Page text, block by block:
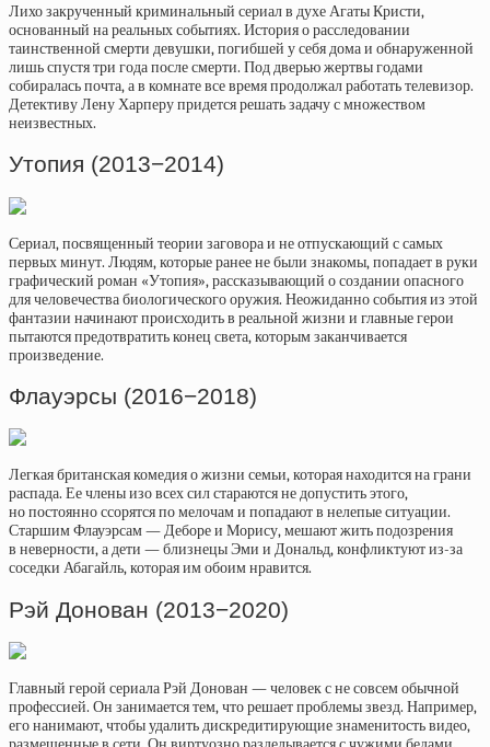
Лихо закрученный криминальный сериал в духе Агаты Кристи,
основанный на реальных событиях. История о расследовании
таинственной смерти девушки, погибшей у себя дома и обнаруженной
лишь спустя три года после смерти. Под дверью жертвы годами
собиралась почта, а в комнате все время продолжал работать телевизор.
Детективу Лену Харперу придется решать задачу с множеством
неизвестных.
Утопия (2013−2014)
Сериал, посвященный теории заговора и не отпускающий с самых
первых минут. Людям, которые ранее не были знакомы, попадает в руки
графический роман «Утопия», рассказывающий о создании опасного
для человечества биологического оружия. Неожиданно события из этой
фантазии начинают происходить в реальной жизни и главные герои
пытаются предотвратить конец света, которым заканчивается
произведение.
Флауэрсы (2016−2018)
Легкая британская комедия о жизни семьи, которая находится на грани
распада. Ее члены изо всех сил стараются не допустить этого,
но постоянно ссорятся по мелочам и попадают в нелепые ситуации.
Старшим Флауэрсам — Деборе и Морису, мешают жить подозрения
в неверности, а дети — близнецы Эми и Дональд, конфликтуют из-за
соседки Абагайль, которая им обоим нравится.
Рэй Донован (2013−2020)
Главный герой сериала Рэй Донован — человек с не совсем обычной
профессией. Он занимается тем, что решает проблемы звезд. Например,
его нанимают, чтобы удалить дискредитирующие знаменитость видео,